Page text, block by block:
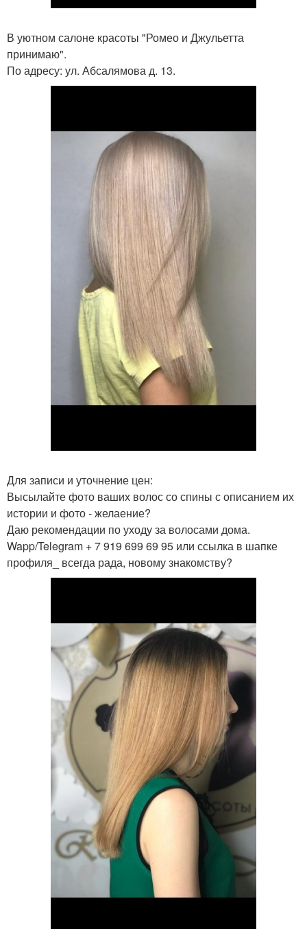
В уютном салоне красоты "Ромео и Джульетта
принимаю".
По адресу: ул. Абсалямова д. 13.
Для записи и уточнение цен:
Высылайте фото ваших волос со спины с описанием их
истории и фото - желаение?
Даю рекомендации по уходу за волосами дома.
Wapp/Telegram + 7 919 699 69 95 или ссылка в шапке
профиля_ всегда рада, новому знакомству?